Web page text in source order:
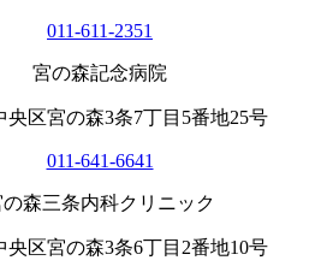
011-611-2351
宮の森記念病院
央区宮の森3条7丁目5番地25号
011-641-6641
の森三条内科クリニック
央区宮の森3条6丁目2番地10号